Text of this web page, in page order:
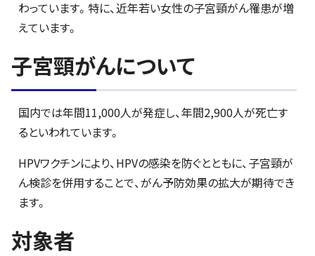
わっています。特に、近年若い女性の子宮頸がん罹患が増
えています。
子宮頸がんについて
国内では年間11,000人が発症し、年間2,900人が死亡す
るといわれています。
HPVワクチンにより、HPVの感染を防ぐとともに、子宮頸が
ん検診を併用することで、がん予防効果の拡大が期待でき
ます。
対象者